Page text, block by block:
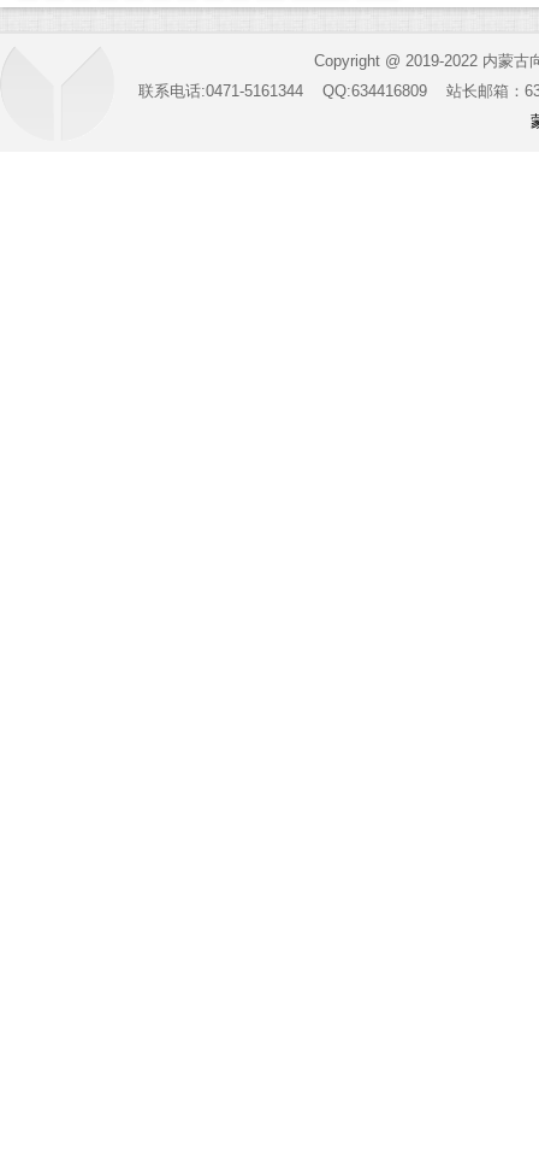
Copyright @ 2019-2022 内蒙
联系电话:0471-5161344 QQ:634416809 站长邮箱：